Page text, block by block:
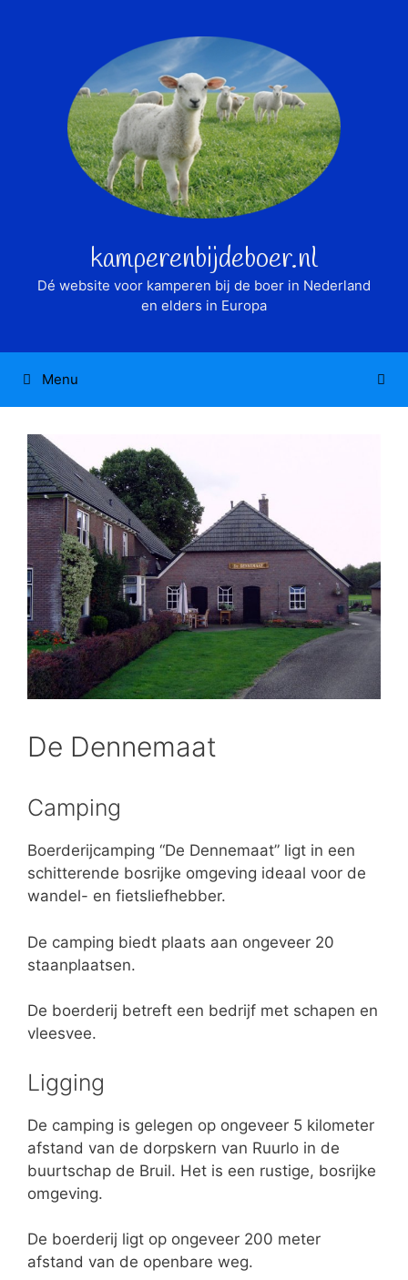
kamperenbijdeboer.nl
Dé website voor kamperen bij de boer in Nederland
en elders in Europa
Menu
De Dennemaat
Camping
Boerderijcamping “De Dennemaat” ligt in een
schitterende bosrijke omgeving ideaal voor de
wandel- en fietsliefhebber.
De camping biedt plaats aan ongeveer 20
staanplaatsen.
De boerderij betreft een bedrijf met schapen en
vleesvee.
Ligging
De camping is gelegen op ongeveer 5 kilometer
afstand van de dorpskern van Ruurlo in de
buurtschap de Bruil. Het is een rustige, bosrijke
omgeving.
De boerderij ligt op ongeveer 200 meter
afstand van de openbare weg.